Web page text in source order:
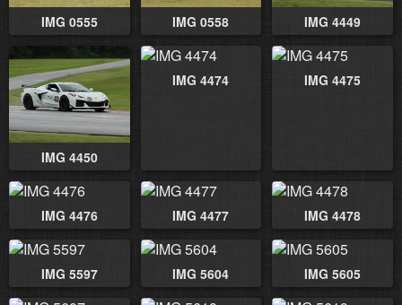
IMG 0555 IMG 0558 IMG 4449
IMG 4450
IMG 4474 IMG 4475
IMG 4476 IMG 4477 IMG 4478
IMG 5597 IMG 5604 IMG 5605